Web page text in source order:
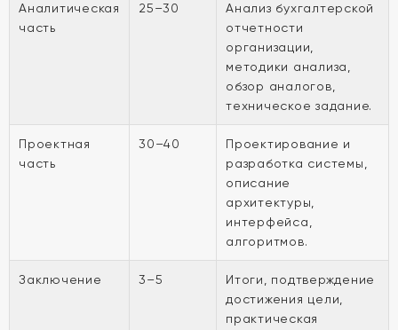
Аналитическая
часть
25–30
Анализ бухгалтерской
отчетности
организации,
методики анализа,
обзор аналогов,
техническое задание.
Проектная
часть
30–40
Проектирование и
разработка системы,
описание
архитектуры,
интерфейса,
алгоритмов.
Заключение 3–5
Итоги, подтверждение
достижения цели,
практическая